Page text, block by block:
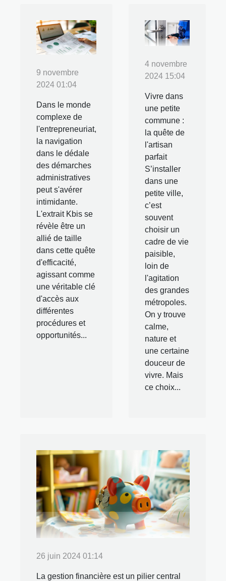
9 novembre
2024 01:04
Dans le monde
complexe de
l'entrepreneuriat,
la navigation
dans le dédale
des démarches
administratives
peut s'avérer
intimidante.
L'extrait Kbis se
révèle être un
allié de taille
dans cette quête
d'efficacité,
agissant comme
une véritable clé
d'accès aux
différentes
procédures et
opportunités...
4 novembre
2024 15:04
Vivre dans
une petite
commune :
la quête de
l'artisan
parfait
S’installer
dans une
petite ville,
c’est
souvent
choisir un
cadre de vie
paisible,
loin de
l'agitation
des grandes
métropoles.
On y trouve
calme,
nature et
une certaine
douceur de
vivre. Mais
ce choix...
26 juin 2024 01:14
La gestion financière est un pilier central